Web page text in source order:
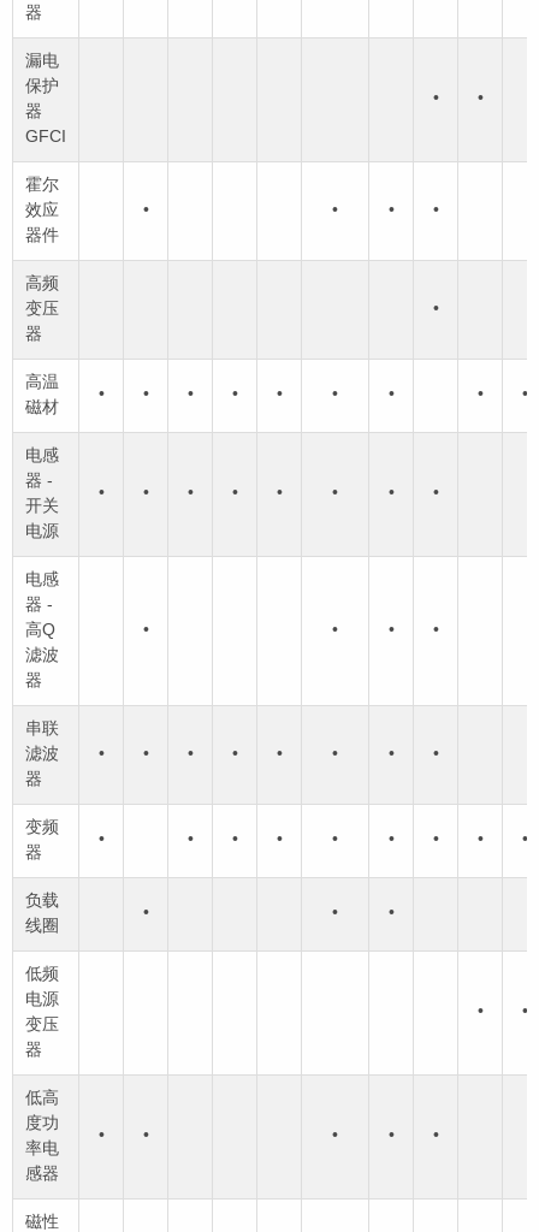
器
漏电
保护
器
GFCI
• •
霍尔
效应
器件
• • • •
高频
变压
器
•
高温
磁材
• • • • • • • • •
电感
器 -
开关
电源
• • • • • • • •
电感
器 -
高Q
滤波
器
• • • •
串联
滤波
器
• • • • • • • •
变频
器
• • • • • • • • •
负载
线圈
• • •
低频
电源
变压
器
• •
低高
度功
率电
感器
• • • • •
磁性